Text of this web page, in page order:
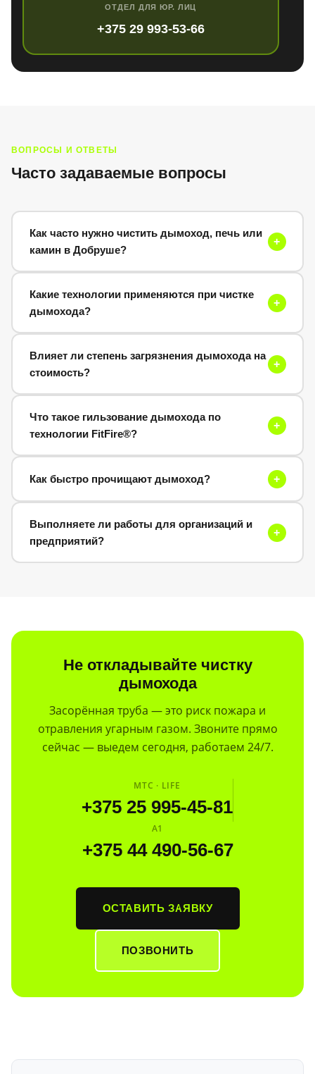
ОТДЕЛ ДЛЯ ЮР. ЛИЦ
+375 29 993-53-66
ВОПРОСЫ И ОТВЕТЫ
Часто задаваемые вопросы
Как часто нужно чистить дымоход, печь или
камин в Добруше?
+
Какие технологии применяются при чистке
дымохода?
+
Влияет ли степень загрязнения дымохода на
стоимость?
+
Что такое гильзование дымохода по
технологии FitFire®?
+
Как быстро прочищают дымоход? +
Выполняете ли работы для организаций и
предприятий?
+
Не откладывайте чистку
дымохода
Засорённая труба — это риск пожара и
отравления угарным газом. Звоните прямо
сейчас — выедем сегодня, работаем 24/7.
МТС · LIFE
+375 25 995-45-81
A1
+375 44 490-56-67
ОСТАВИТЬ ЗАЯВКУ
ПОЗВОНИТЬ